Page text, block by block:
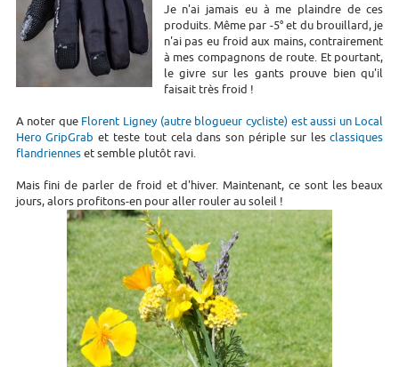
Je n'ai jamais eu à me plaindre de ces
produits. Même par -5° et du brouillard, je
n'ai pas eu froid aux mains, contrairement
à mes compagnons de route. Et pourtant,
le givre sur les gants prouve bien qu'il
faisait très froid !
A noter que Florent Ligney (autre blogueur cycliste) est aussi un Local
Hero GripGrab et teste tout cela dans son périple sur lesclassiques
flandrienneset semble plutôt ravi.
Mais fini de parler de froid et d'hiver. Maintenant, ce sont les beaux
jours, alors profitons-en pour aller rouler au soleil !